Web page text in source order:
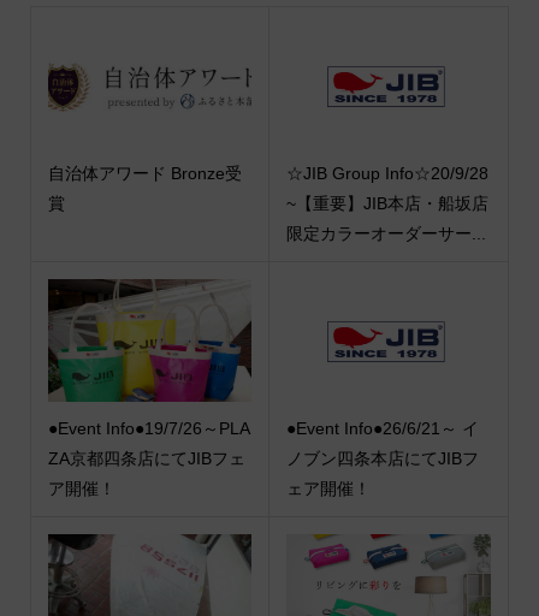
自治体アワード Bronze受
賞
☆JIB Group Info☆20/9/28
~【重要】JIB本店・船坂店
限定カラーオーダーサー...
●Event Info●19/7/26～PLA
ZA京都四条店にてJIBフェ
ア開催！
●Event Info●26/6/21～ イ
ノブン四条本店にてJIBフ
ェア開催！